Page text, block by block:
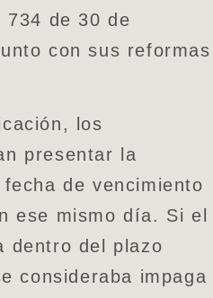
de 30 de
con sus reformas
los
presentar la
de vencimiento
ese mismo día. Si el
dentro del plazo
consideraba impaga